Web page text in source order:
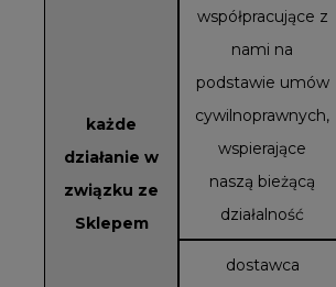
każde
działanie w
związku ze
Sklepem
współpracujące z
nami na
podstawie umów
cywilnoprawnych,
wspierające
naszą bieżącą
działalność
dostawca